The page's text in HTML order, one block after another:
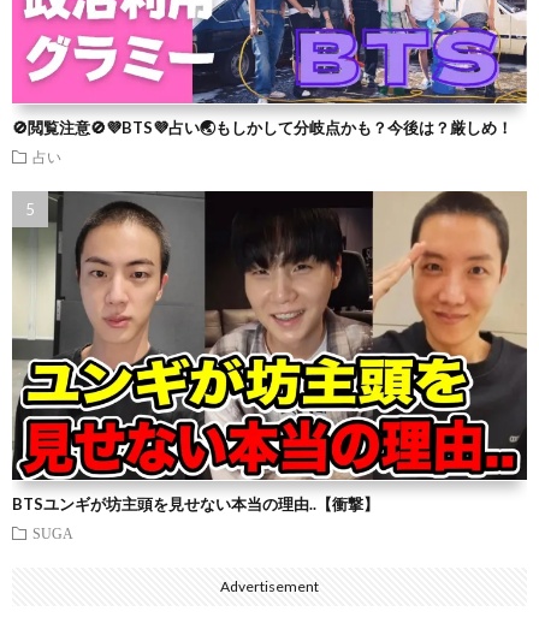
🚫閲覧注意🚫💜BTS💜占い🌏もしかして分岐点かも？今後は？厳しめ！
占い
BTSユンギが坊主頭を見せない本当の理由..【衝撃】
SUGA
Advertisement